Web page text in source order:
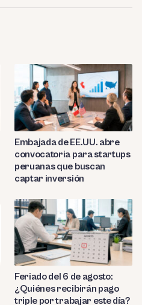
Embajada de EE.UU. abre
convocatoria para startups
peruanas que buscan
captar inversión
Feriado del 6 de agosto:
¿Quiénes recibirán pago
triple por trabajar este día?